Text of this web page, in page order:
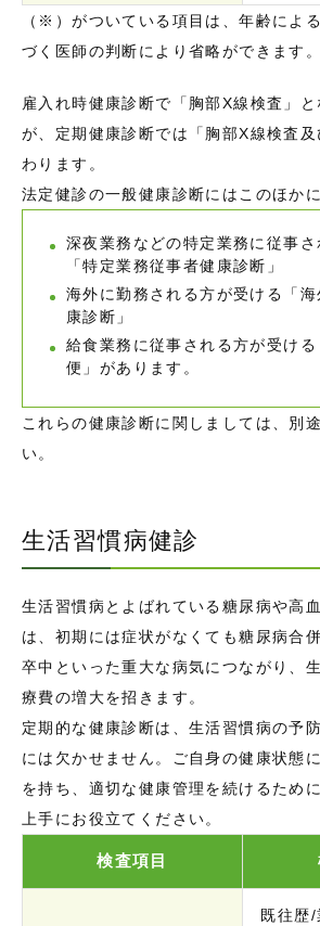
（※）がついている項目は、年齢によ
づく医師の判断により省略ができます。
雇入れ時健康診断で「胸部X線検査」
が、定期健康診断では「胸部X線検査
わります。
法定健診の一般健康診断にはこのほかに
深夜業務などの特定業務に従事さ
「特定業務従事者健康診断」
海外に勤務される方が受ける「海
康診断」
給食業務に従事される方が受ける
便」があります。
これらの健康診断に関しましては、別
い。
生活習慣病健診
生活習慣病とよばれている糖尿病や高
は、初期には症状がなくても糖尿病合
卒中といった重大な病気につながり、
療費の増大を招きます。
定期的な健康診断は、生活習慣病の予
には欠かせません。ご自身の健康状態
を持ち、適切な健康管理を続けるため
上手にお役立てください。
検査項目
既往歴